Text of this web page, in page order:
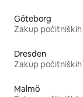
Göteborg
Zakup
Dresden
Zakup
Malmö